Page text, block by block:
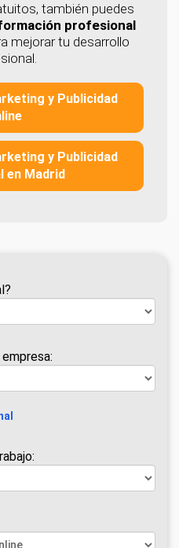
también puedes
profesional
mejorar tu desarrollo
y Publicidad
y Publicidad
en Madrid